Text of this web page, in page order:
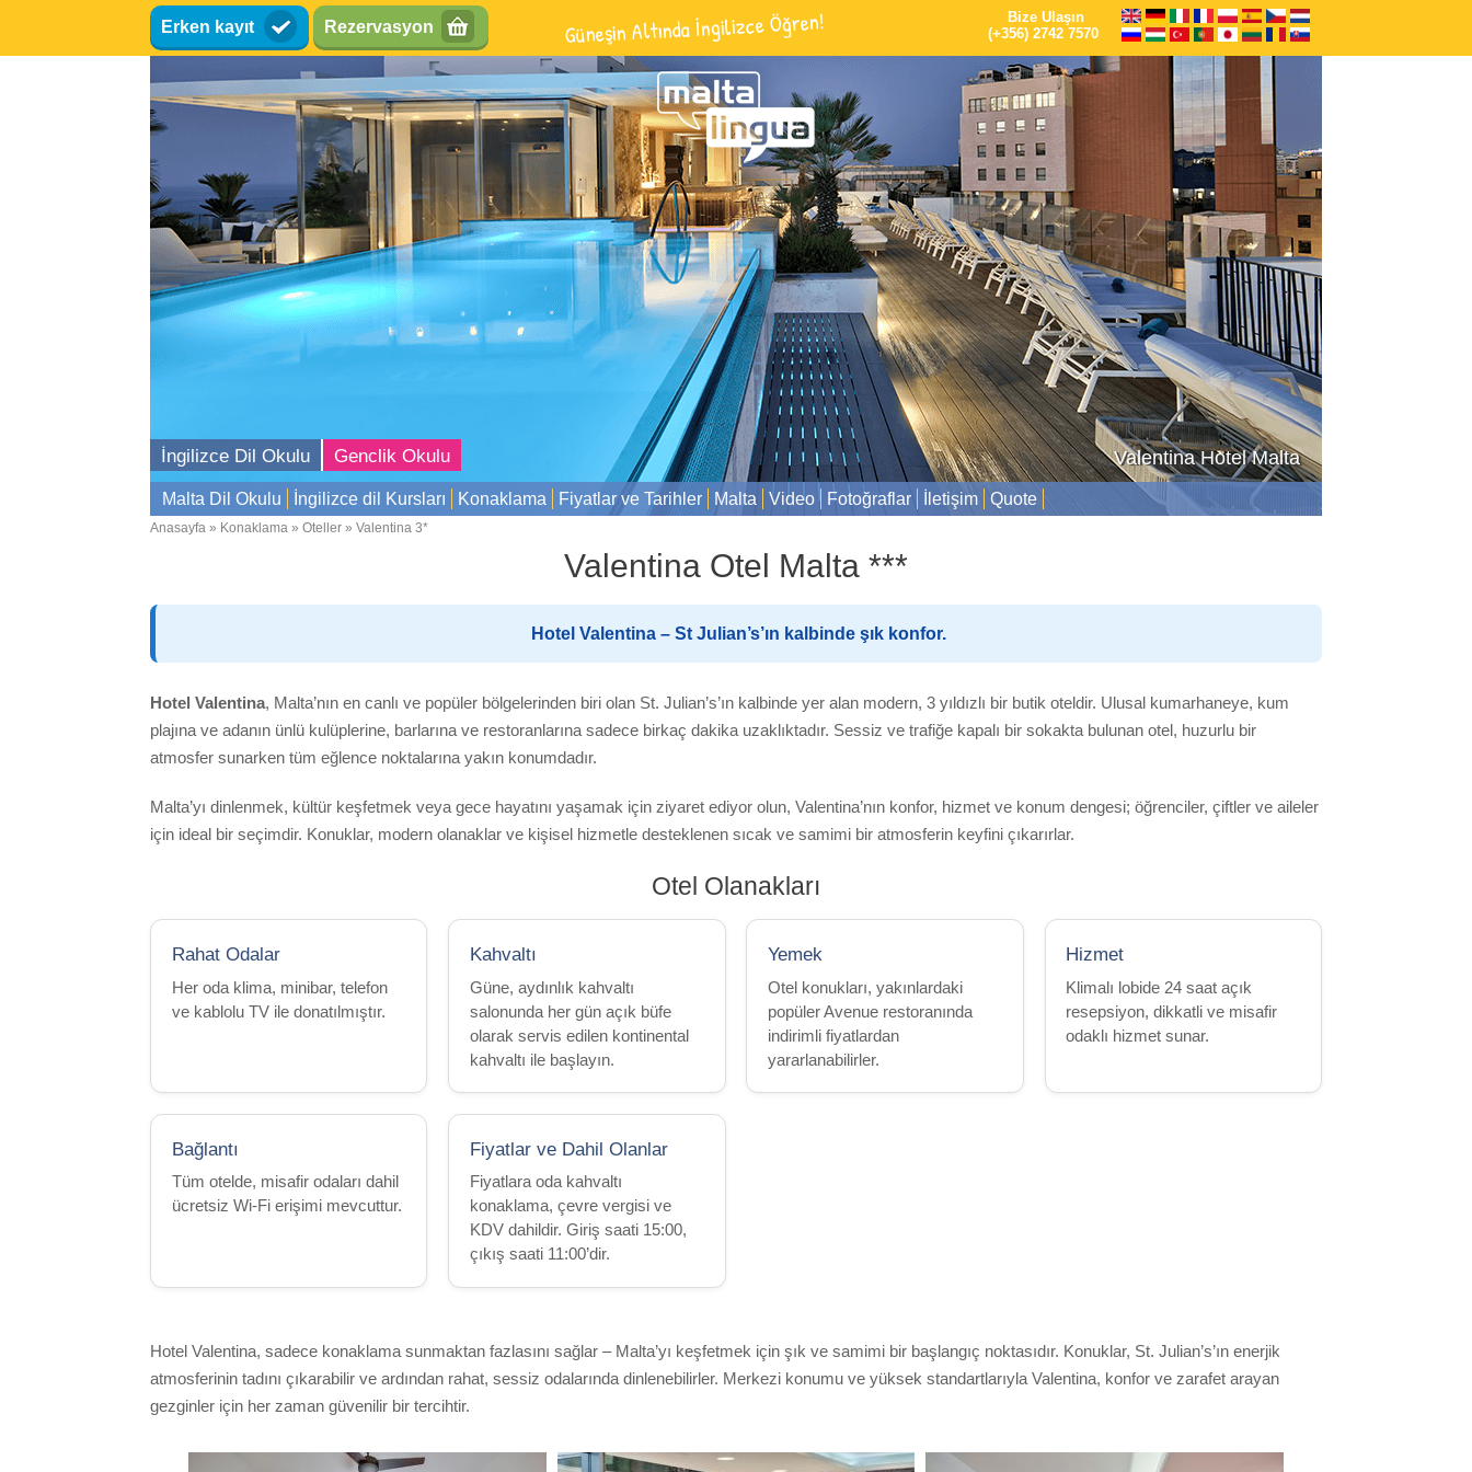
Erken kayıt Rezervasyon Güneşin Altında İngilizce Öğren!
Bize Ulaşın
(+356) 2742 7570
İngilizce Dil Okulu Genclik Okulu
Malta Dil Okulu İngilizce dil Kursları Konaklama Fiyatlar ve Tarihler Malta Video Fotoğraflar İletişim Quote
Valentina Hotel Malta
Anasayfa Konaklama Oteller Valentina 3*
Valentina Otel Malta ***
Hotel Valentina – St Julian’s’ın kalbinde şık konfor.
Hotel Valentina, Malta’nın en canlı ve popüler bölgelerinden biri olan St. Julian’s’ın kalbinde yer alan modern, 3 yıldızlı bir butik oteldir. Ulusal kumarhaneye, kum
plajına ve adanın ünlü kulüplerine, barlarına ve restoranlarına sadece birkaç dakika uzaklıktadır. Sessiz ve trafiğe kapalı bir sokakta bulunan otel, huzurlu bir
atmosfer sunarken tüm eğlence noktalarına yakın konumdadır.
Malta’yı dinlenmek, kültür keşfetmek veya gece hayatını yaşamak için ziyaret ediyor olun, Valentina’nın konfor, hizmet ve konum dengesi; öğrenciler, çiftler ve aileler
için ideal bir seçimdir. Konuklar, modern olanaklar ve kişisel hizmetle desteklenen sıcak ve samimi bir atmosferin keyfini çıkarırlar.
Otel Olanakları
Rahat Odalar
Her oda klima, minibar, telefon
ve kablolu TV ile donatılmıştır.
Kahvaltı
Güne, aydınlık kahvaltı
salonunda her gün açık büfe
olarak servis edilen kontinental
kahvaltı ile başlayın.
Yemek
Otel konukları, yakınlardaki
popüler Avenue restoranında
indirimli fiyatlardan
yararlanabilirler.
Hizmet
Klimalı lobide 24 saat açık
resepsiyon, dikkatli ve misafir
odaklı hizmet sunar.
Bağlantı
Tüm otelde, misafir odaları dahil
ücretsiz Wi-Fi erişimi mevcuttur.
Fiyatlar ve Dahil Olanlar
Fiyatlara oda kahvaltı
konaklama, çevre vergisi ve
KDV dahildir. Giriş saati 15:00,
çıkış saati 11:00’dir.
Hotel Valentina, sadece konaklama sunmaktan fazlasını sağlar – Malta’yı keşfetmek için şık ve samimi bir başlangıç noktasıdır. Konuklar, St. Julian’s’ın enerjik
atmosferinin tadını çıkarabilir ve ardından rahat, sessiz odalarında dinlenebilirler. Merkezi konumu ve yüksek standartlarıyla Valentina, konfor ve zarafet arayan
gezginler için her zaman güvenilir bir tercihtir.